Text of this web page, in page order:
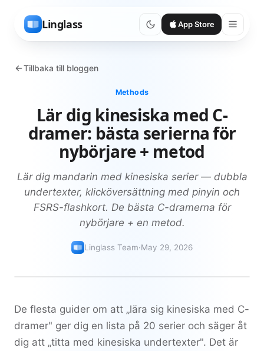
Linglass App Store
Tillbaka till bloggen
Methods
Lär dig kinesiska med C-
dramer: bästa serierna för
nybörjare + metod
Lär dig mandarin med kinesiska serier — dubbla
undertexter, klicköversättning med pinyin och
FSRS-flashkort. De bästa C-dramerna för
nybörjare + en metod.
Linglass Team·May 29, 2026
De flesta guider om att „lära sig kinesiska med C-
dramer" ger dig en lista på 20 serier och säger åt
dig att „titta med kinesiska undertexter". Det är